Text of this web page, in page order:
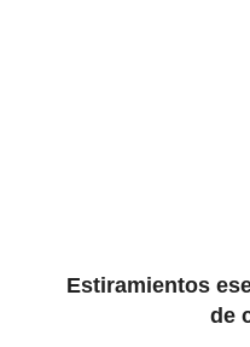
Estiramientos
de